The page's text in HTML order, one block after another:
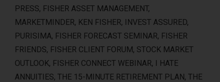
PRESS, FISHER ASSET MANAGEMENT,
MARKETMINDER, KEN FISHER, INVEST ASSURED,
PURISIMA, FISHER FORECAST SEMINAR, FISHER
FRIENDS, FISHER CLIENT FORUM, STOCK MARKET
OUTLOOK, FISHER CONNECT WEBINAR, I HATE
ANNUITIES, THE 15-MINUTE RETIREMENT PLAN, THE